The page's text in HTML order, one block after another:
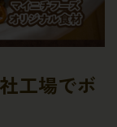
工場でボ